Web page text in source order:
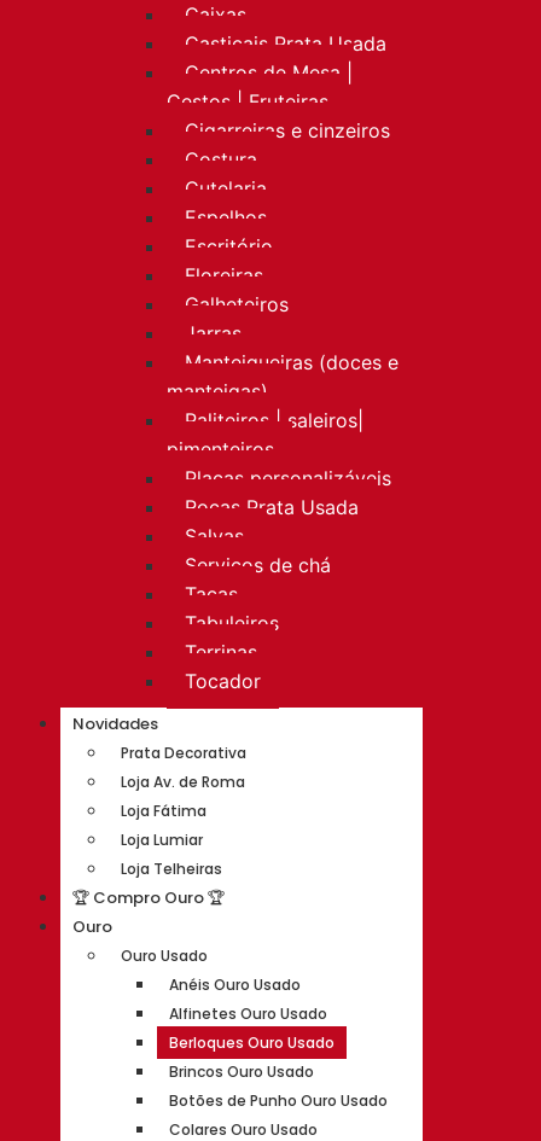
Caixas
Castiçais Prata Usada
Centros de Mesa |
Cestos | Fruteiras
Cigarreiras e cinzeiros
Costura
Cutelaria
Espelhos
Escritório
Floreiras
Galheteiros
Jarras
Manteigueiras (doces e
manteigas)
Paliteiros | saleiros|
pimenteiros
Placas personalizáveis
Rocas Prata Usada
Salvas
Serviços de chá
Taças
Tabuleiros
Terrinas
Tocador
Novidades
Prata Decorativa
Loja Av. de Roma
Loja Fátima
Loja Lumiar
Loja Telheiras
🏆 Compro Ouro 🏆
Ouro
Ouro Usado
Anéis Ouro Usado
Alfinetes Ouro Usado
Berloques Ouro Usado
Brincos Ouro Usado
Botões de Punho Ouro Usado
Colares Ouro Usado